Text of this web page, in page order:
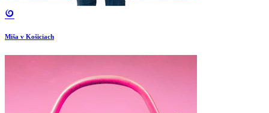
Miša v Košiciach